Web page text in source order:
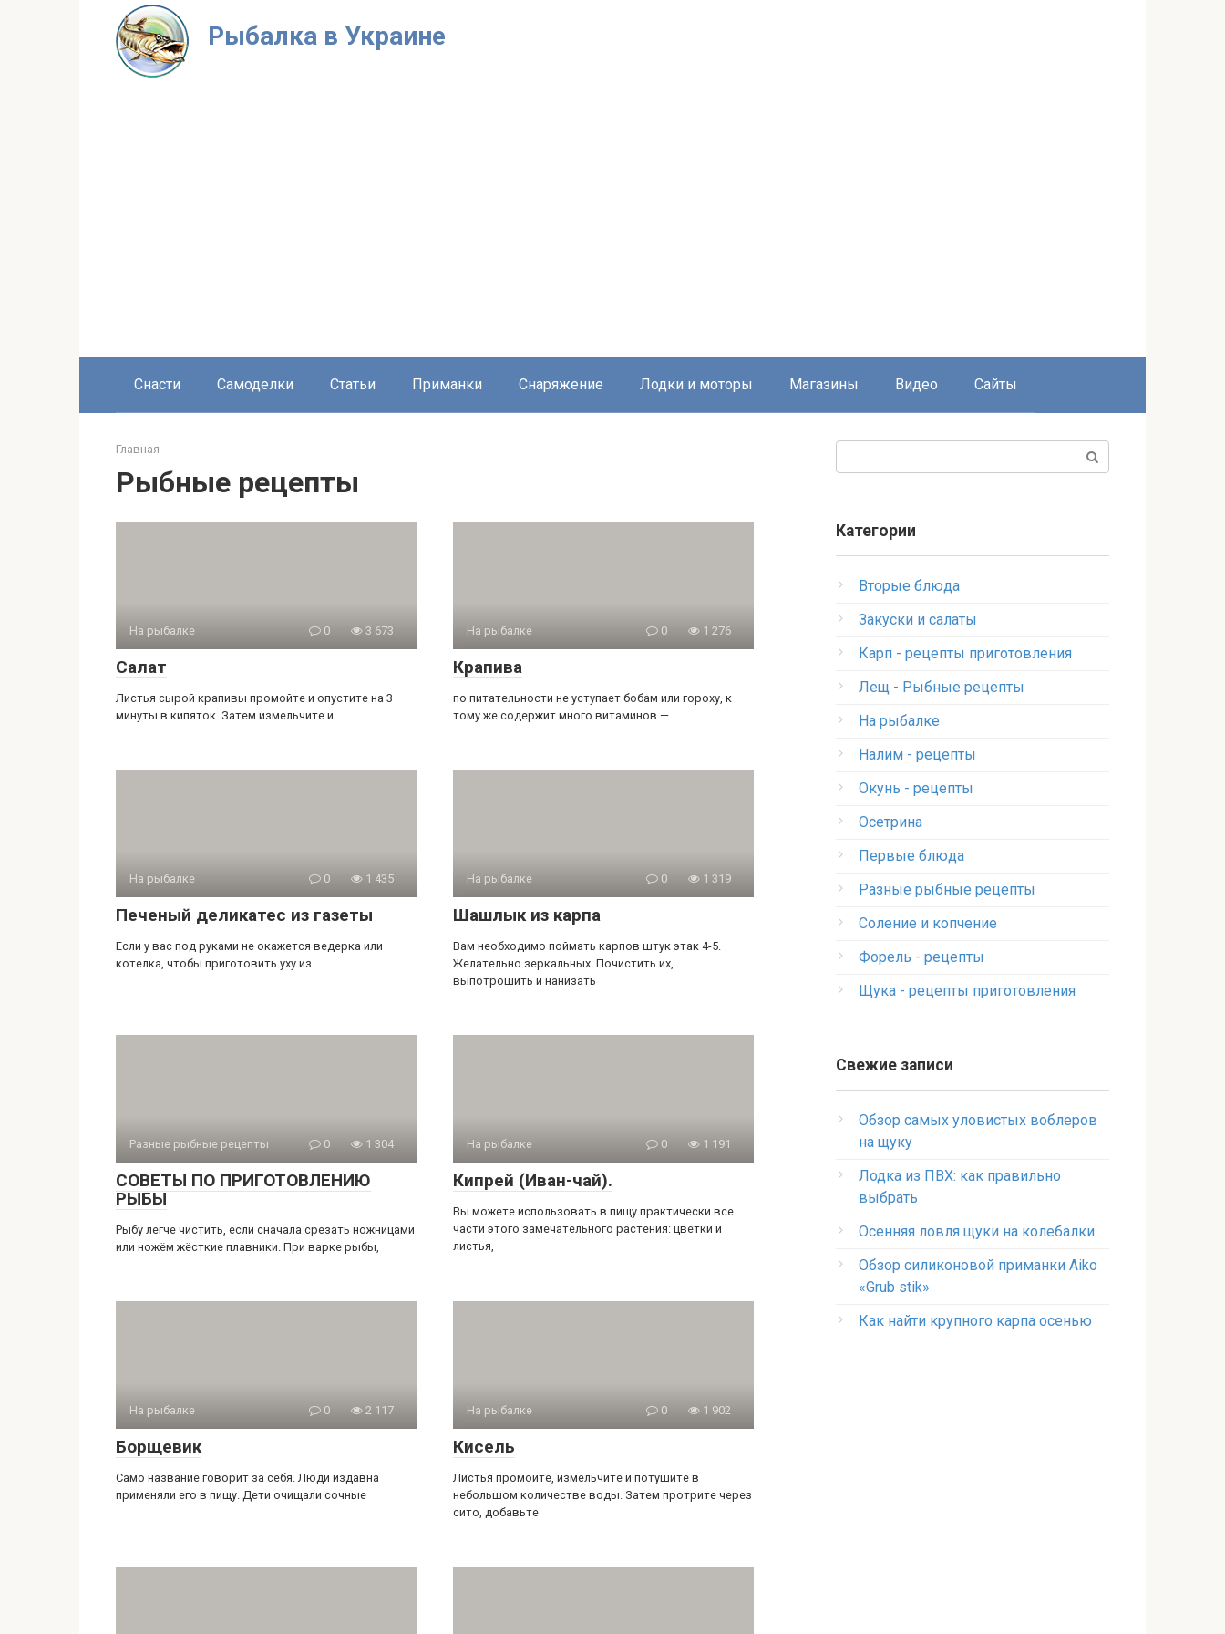
Рыбалка в Украине
Снасти Самоделки Статьи Приманки Снаряжение Лодки и моторы Магазины Видео Сайты
Главная
Рыбные рецепты
На рыбалке 0 3 673
Салат
Листья сырой крапивы промойте и опустите на 3
минуты в кипяток. Затем измельчите и
На рыбалке 0 1 276
Крапива
по питательности не уступает бобам или гороху, к
тому же содержит много витаминов —
На рыбалке 0 1 435
Печеный деликатес из газеты
Если у вас под руками не окажется ведерка или
котелка, чтобы приготовить уху из
На рыбалке 0 1 319
Шашлык из карпа
Вам необходимо поймать карпов штук этак 4-5.
Желательно зеркальных. Почистить их,
выпотрошить и нанизать
Разные рыбные рецепты 0 1 304
СОВЕТЫ ПО ПРИГОТОВЛЕНИЮ
РЫБЫ
Рыбу легче чистить, если сначала срезать ножницами
или ножём жёсткие плавники. При варке рыбы,
На рыбалке 0 1 191
Кипрей (Иван-чай).
Вы можете использовать в пищу практически все
части этого замечательного растения: цветки и
листья,
На рыбалке 0 2 117
Борщевик
Само название говорит за себя. Люди издавна
применяли его в пищу. Дети очищали сочные
На рыбалке 0 1 902
Кисель
Листья промойте, измельчите и потушите в
небольшом количестве воды. Затем протрите через
сито, добавьте
Категории
Вторые блюда
Закуски и салаты
Карп - рецепты приготовления
Лещ - Рыбные рецепты
На рыбалке
Налим - рецепты
Окунь - рецепты
Осетрина
Первые блюда
Разные рыбные рецепты
Соление и копчение
Форель - рецепты
Щука - рецепты приготовления
Свежие записи
Обзор самых уловистых воблеров
на щуку
Лодка из ПВХ: как правильно
выбрать
Осенняя ловля щуки на колебалки
Обзор силиконовой приманки Aiko
«Grub stik»
Как найти крупного карпа осенью